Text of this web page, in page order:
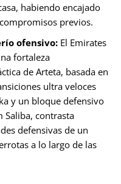
habiendo encajado
previos.
ofensivo: El Emirates
fortaleza
de Arteta, basada en
ultra veloces
y un bloque defensivo
contrasta
defensivas de un
a lo largo de las